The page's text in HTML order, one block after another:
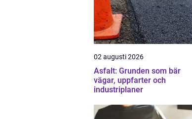
02 augusti 2026
Asfalt: Grunden som bär
vägar, uppfarter och
industriplaner